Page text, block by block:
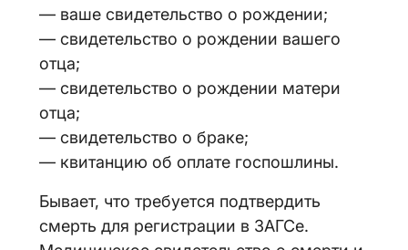
— ваше свидетельство о рождении;
— свидетельство о рождении вашего
отца;
— свидетельство о рождении матери
отца;
— свидетельство о браке;
— квитанцию об оплате госпошлины.
Бывает, что требуется подтвердить
смерть для регистрации в ЗАГСе.